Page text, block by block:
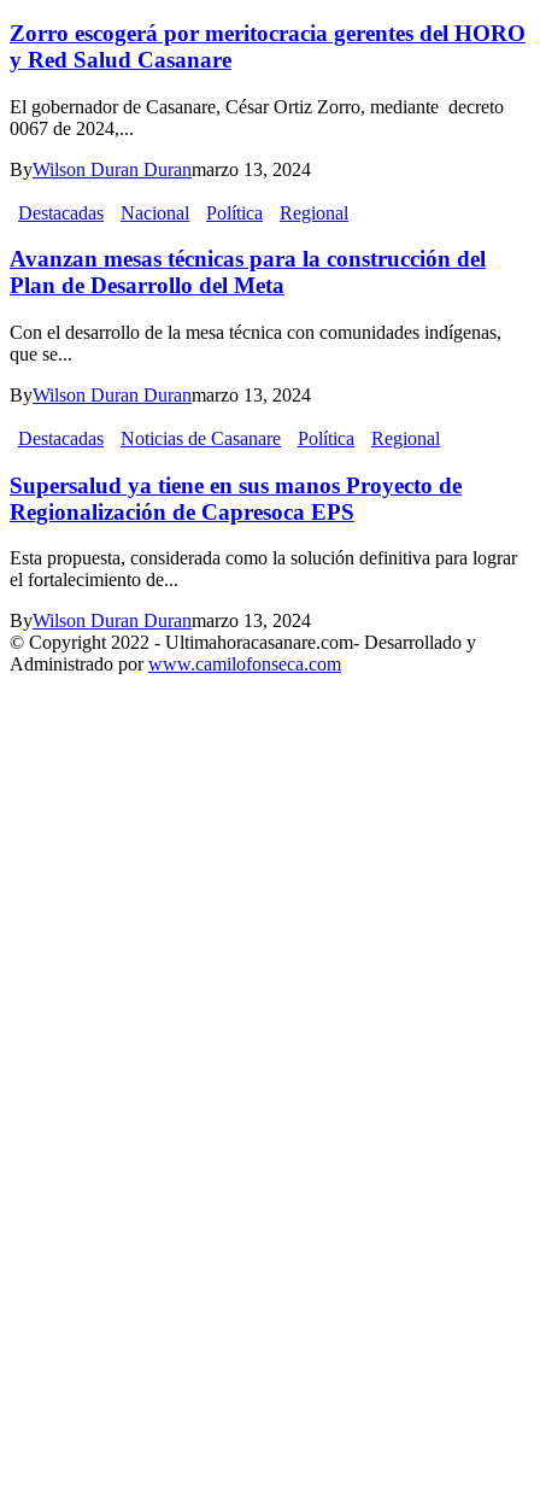
Zorro escogerá por meritocracia gerentes del HORO
y Red Salud Casanare
El gobernador de Casanare, César Ortiz Zorro, mediante decreto
0067 de 2024,...
ByWilson Duran Duranmarzo 13, 2024
Destacadas Nacional Política Regional
Avanzan mesas técnicas para la construcción del
Plan de Desarrollo del Meta
Con el desarrollo de la mesa técnica con comunidades indígenas,
que se...
ByWilson Duran Duranmarzo 13, 2024
Destacadas Noticias de Casanare Política Regional
Supersalud ya tiene en sus manos Proyecto de
Regionalización de Capresoca EPS
Esta propuesta, considerada como la solución definitiva para lograr
el fortalecimiento de...
ByWilson Duran Duranmarzo 13, 2024
© Copyright 2022 - Ultimahoracasanare.com- Desarrollado y
Administrado porwww.camilofonseca.com